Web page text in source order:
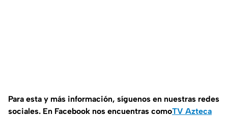
Para esta y más información, síguenos en nuestras redes
sociales. En Facebook nos encuentras comoTV Azteca